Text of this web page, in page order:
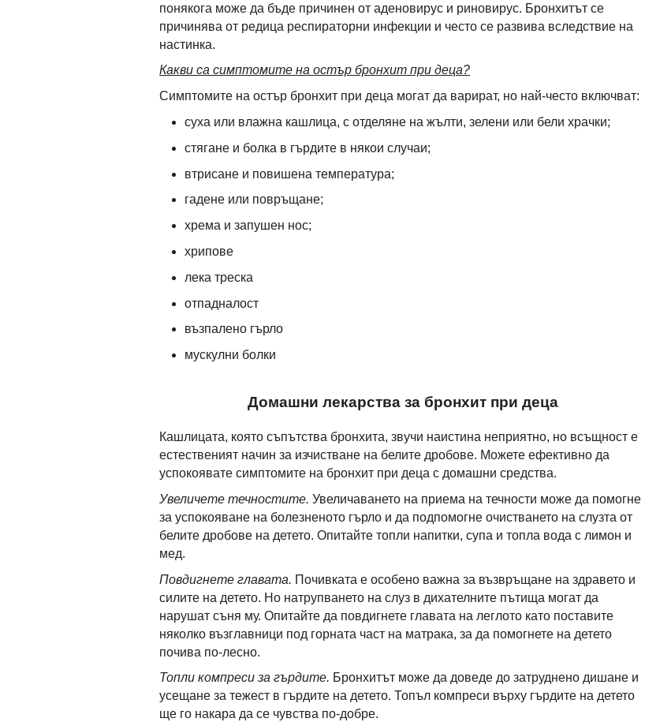
понякога може да бъде причинен от аденовирус и риновирус. Бронхитът се
причинява от редица респираторни инфекции и често се развива вследствие на
настинка.
Какви са симптомите на остър бронхит при деца?
Симптомите на остър бронхит при деца могат да варират, но най-често включват:
суха или влажна кашлица, с отделяне на жълти, зелени или бели храчки;
стягане и болка в гърдите в някои случаи;
втрисане и повишена температура;
гадене или повръщане;
хрема и запушен нос;
хрипове
лека треска
отпадналост
възпалено гърло
мускулни болки
Домашни лекарства за бронхит при деца
Кашлицата, която съпътства бронхита, звучи наистина неприятно, но всъщност е
естественият начин за изчистване на белите дробове. Можете ефективно да
успокоявате симптомите на бронхит при деца с домашни средства.
Увеличете течностите. Увеличаването на приема на течности може да помогне
за успокояване на болезненото гърло и да подпомогне очистването на слузта от
белите дробове на детето. Опитайте топли напитки, супа и топла вода с лимон и
мед.
Повдигнете главата. Почивката е особено важна за възвръщане на здравето и
силите на детето. Но натрупването на слуз в дихателните пътища могат да
нарушат съня му. Опитайте да повдигнете главата на леглото като поставите
няколко възглавници под горната част на матрака, за да помогнете на детето
почива по-лесно.
Топли компреси за гърдите. Бронхитът може да доведе до затруднено дишане и
усещане за тежест в гърдите на детето. Топъл компреси върху гърдите на детето
ще го накара да се чувства по-добре.